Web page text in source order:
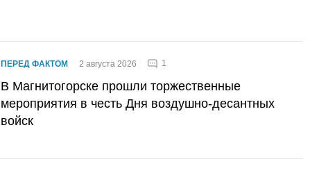
ПЕРЕД ФАКТОМ 2 августа 2026 1
В Магнитогорске прошли торжественные
мероприятия в честь Дня воздушно-десантных
войск